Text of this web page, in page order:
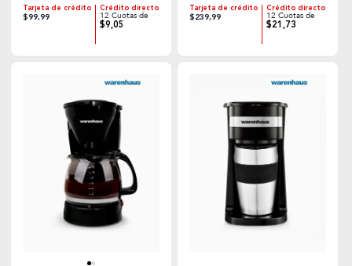
Tarjeta de crédito
$99,99
Crédito directo
12 Cuotas de
$9,05
Tarjeta de crédito
$239,99
Crédito directo
12 Cuotas de
$21,73